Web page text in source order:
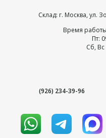
Склад: г. Москва, ул.
Время
Пт:
Сб,
(926) 234-39-96